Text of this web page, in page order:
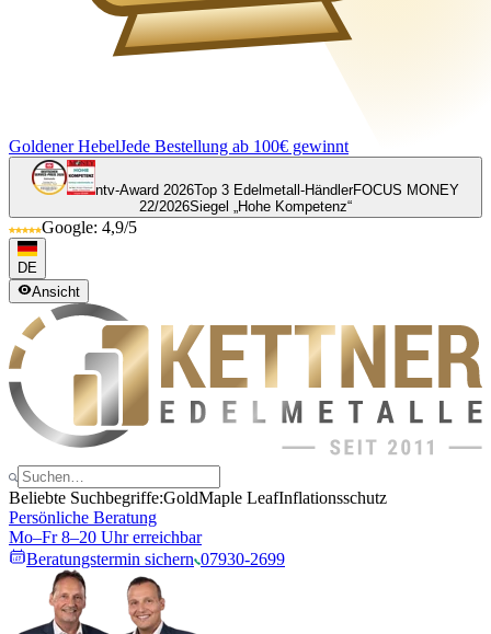
Goldener HebelJede Bestellung ab 100€ gewinnt
ntv-Award 2026Top 3 Edelmetall-HändlerFOCUS MONEY
22/2026Siegel „Hohe Kompetenz“
Google: 4,9/5
DE
Ansicht
Beliebte Suchbegriffe:GoldMaple LeafInflationsschutz
Persönliche Beratung
Mo–Fr 8–20 Uhr erreichbar
Beratungstermin sichern 07930-2699